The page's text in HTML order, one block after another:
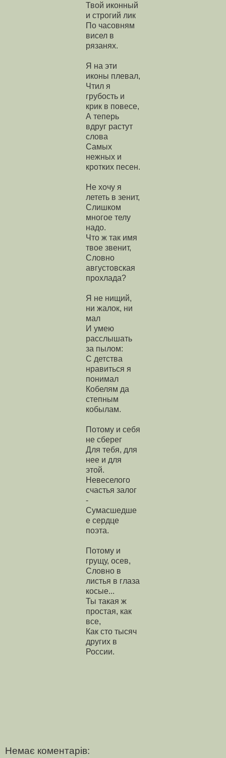
Твой иконный
и строгий лик
По часовням
висел в
рязанях.
Я на эти
иконы плевал,
Чтил я
грубость и
крик в повесе,
А теперь
вдруг растут
слова
Самых
нежных и
кротких песен.
Не хочу я
лететь в зенит,
Слишком
многое телу
надо.
Что ж так имя
твое звенит,
Словно
августовская
прохлада?
Я не нищий,
ни жалок, ни
мал
И умею
расслышать
за пылом:
С детства
нравиться я
понимал
Кобелям да
степным
кобылам.
Потому и себя
не сберег
Для тебя, для
нее и для
этой.
Невеселого
счастья залог
-
Сумасшедше
е сердце
поэта.
Потому и
грущу, осев,
Словно в
листья в глаза
косые...
Ты такая ж
простая, как
все,
Как сто тысяч
других в
России.
Немає коментарів: